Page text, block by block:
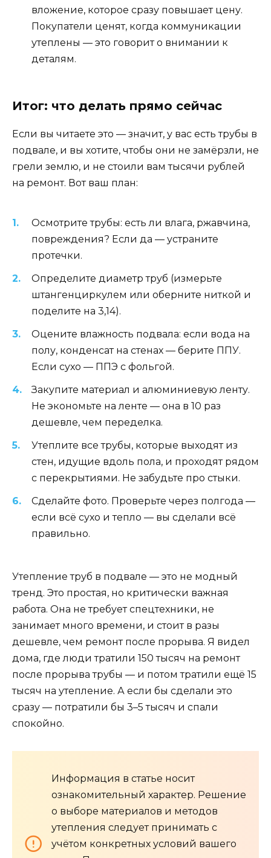
вложение, которое сразу повышает цену.
Покупатели ценят, когда коммуникации
утеплены — это говорит о внимании к
деталям.
Итог: что делать прямо сейчас
Если вы читаете это — значит, у вас есть трубы в
подвале, и вы хотите, чтобы они не замёрзли, не
грели землю, и не стоили вам тысячи рублей
на ремонт. Вот ваш план:
Осмотрите трубы: есть ли влага, ржавчина,
повреждения? Если да — устраните
протечки.
Определите диаметр труб (измерьте
штангенциркулем или оберните ниткой и
поделите на 3,14).
Оцените влажность подвала: если вода на
полу, конденсат на стенах — берите ППУ.
Если сухо — ППЭ с фольгой.
Закупите материал и алюминиевую ленту.
Не экономьте на ленте — она в 10 раз
дешевле, чем переделка.
Утеплите все трубы, которые выходят из
стен, идущие вдоль пола, и проходят рядом
с перекрытиями. Не забудьте про стыки.
Сделайте фото. Проверьте через полгода —
если всё сухо и тепло — вы сделали всё
правильно.
Утепление труб в подвале — это не модный
тренд. Это простая, но критически важная
работа. Она не требует спецтехники, не
занимает много времени, и стоит в разы
дешевле, чем ремонт после прорыва. Я видел
дома, где люди тратили 150 тысяч на ремонт
после прорыва трубы — и потом тратили ещё 15
тысяч на утепление. А если бы сделали это
сразу — потратили бы 3–5 тысяч и спали
спокойно.
Информация в статье носит
ознакомительный характер. Решение
о выборе материалов и методов
утепления следует принимать с
учётом конкретных условий вашего